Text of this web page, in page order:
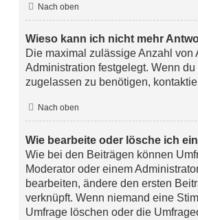
Nach oben
Wieso kann ich nicht mehr
Die maximal zulässige Anzahl
Administration festgelegt. Wenn
zugelassen zu benötigen,
Nach oben
Wie bearbeite oder lösche ich
Wie bei den Beiträgen können
Moderator oder einem
bearbeiten, ändere den ersten
verknüpft. Wenn niemand eine
Umfrage löschen oder die